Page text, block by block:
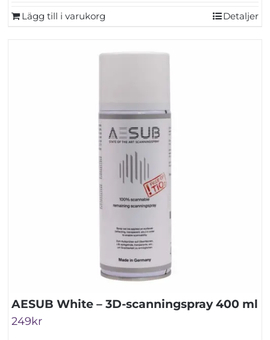
Lägg till i varukorg Detaljer
AESUB White – 3D-scanningspray 400 ml
249kr